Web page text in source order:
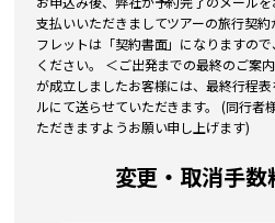
支払いいただきましてツアーの旅行契
フレットは「契約書面」になりますの
ください。 ＜ご出発までの最終のご案
が成立しましたお客様には、最終行程
ルにて送らせていただきます。 (同行者
ただきますようお願い申し上げます)
変更・取消手数